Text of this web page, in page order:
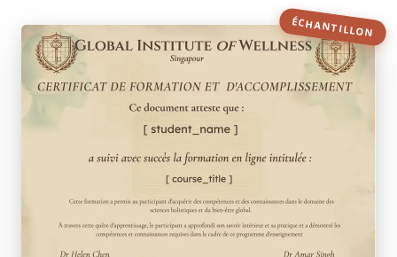
ÉCHANTILLON